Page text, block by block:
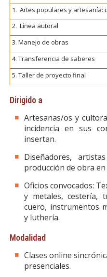
1. Artes populares y artesanía:
2. Línea autoral
3. Manejo de obras
4. Transferencia de saberes
5. Taller de proyecto final
Dirigido a
Artesanas/os y
incidencia en sus
insertan.
Diseñadores,
producción de obra
Oficios convocados:
y metales, cestería,
cuero, instrumentos
y luthería.
Modalidad
Clases online
presenciales.